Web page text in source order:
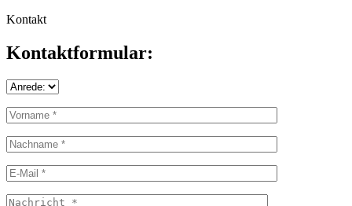
Kontakt
Kontaktformular: